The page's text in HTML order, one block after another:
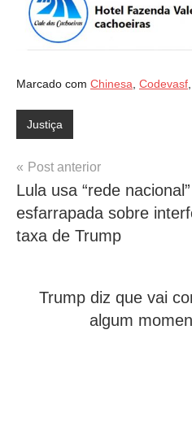
Marcado com Chinesa Codevasf
Justiça
Navegação
de
Post
Post anterior
Lula usa “rede
esfarrapada sobre
taxa de Trump
Trump diz que vai
algum